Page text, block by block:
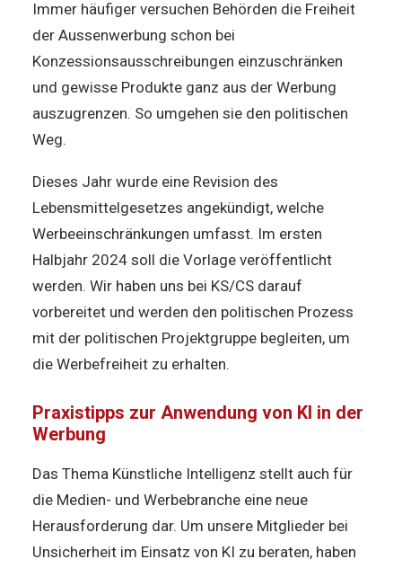
Immer häufiger versuchen Behörden die Freiheit
der Aussenwerbung schon bei
Konzessionsausschreibungen einzuschränken
und gewisse Produkte ganz aus der Werbung
auszugrenzen. So umgehen sie den politischen
Weg.
Dieses Jahr wurde eine Revision des
Lebensmittelgesetzes angekündigt, welche
Werbeeinschränkungen umfasst. Im ersten
Halbjahr 2024 soll die Vorlage veröffentlicht
werden. Wir haben uns bei KS/CS darauf
vorbereitet und werden den politischen Prozess
mit der politischen Projektgruppe begleiten, um
die Werbefreiheit zu erhalten.
Praxistipps zur Anwendung von KI in der
Werbung
Das Thema Künstliche Intelligenz stellt auch für
die Medien- und Werbebranche eine neue
Herausforderung dar. Um unsere Mitglieder bei
Unsicherheit im Einsatz von KI zu beraten, haben